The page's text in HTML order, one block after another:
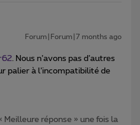
Forum|Forum|7 months ago
. Nous n’avons pas d’autres
palier à l’incompatibilité de
Meilleure réponse » une fois la